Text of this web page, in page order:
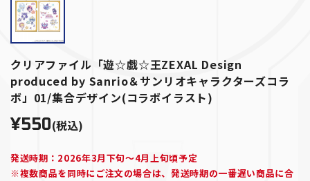
クリアファイル「遊☆戯☆王ZEXAL Design
produced by Sanrio＆サンリオキャラクターズコラ
ボ」01/集合デザイン(コラボイラスト)
¥550(税込)
発送時期：2026年3月下旬～4月上旬頃予定
※複数商品を同時にご注文の場合は、発送時期の一番遅い商品に合